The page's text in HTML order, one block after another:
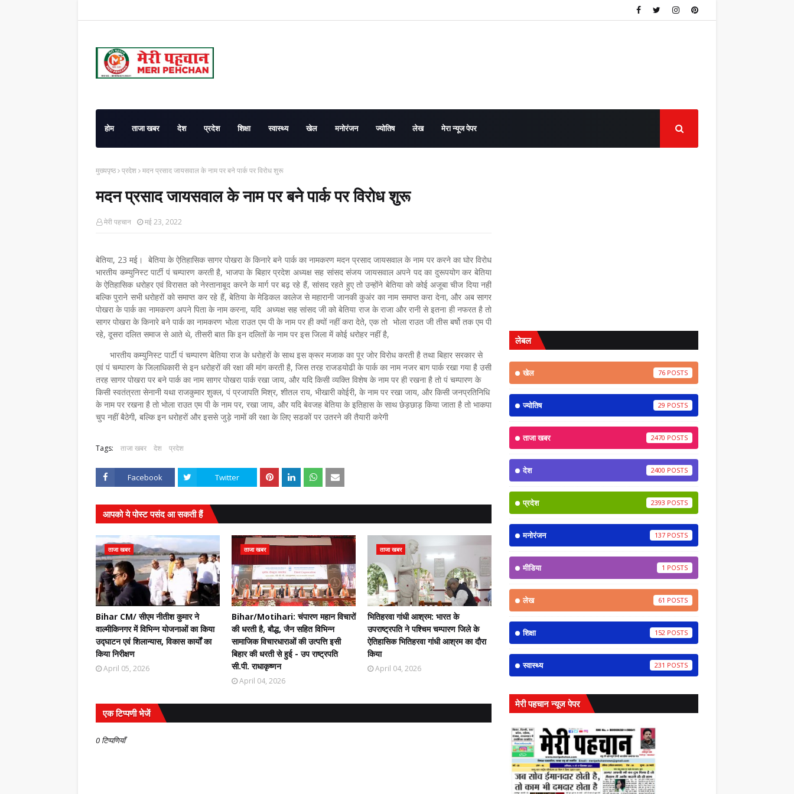
होम ताजा खबर देश प्रदेश शिक्षा स्वास्थ्य खेल मनोरंजन ज्योतिष लेख मेरा न्यूज पेपर
मुख्यपृष्ठ प्रदेश मदन प्रसाद जायसवाल के नाम पर बने पार्क पर विरोध शुरू
मदन प्रसाद जायसवाल के नाम पर बने पार्क पर विरोध शुरू
मेरी पहचान मई 23, 2022
बेतिया, 23 मई। बेतिया के ऐतिहासिक सागर पोखरा के किनारे बने पार्क का नामकरण मदन प्रसाद जायसवाल के नाम पर करने का घोर विरोध
भारतीय कम्युनिस्ट पार्टी पं चम्पारण करती है, भाजपा के बिहार प्रदेश अध्यक्ष सह सांसद संजय जायसवाल अपने पद का दुरूपयोग कर बेतिया
के ऐतिहासिक धरोहर एवं विरासत को नेस्तानाबूद करने के मार्ग पर बढ़ रहे हैं, सांसद रहते हुए तो उन्होंने बेतिया को कोई अजूबा चीज दिया नहीं
बल्कि पुराने सभी धरोहरों को समाप्त कर रहे हैं, बेतिया के मेडिकल कालेज से महारानी जानकी कुअंर का नाम समाप्त करा देना, और अब सागर
पोखरा के पार्क का नामकरण अपने पिता के नाम करना, यदि अध्यक्ष सह सांसद जी को बेतिया राज के राजा और रानी से इतना ही नफरत है तो
सागर पोखरा के किनारे बने पार्क का नामकरण भोला राउत एम पी के नाम पर ही क्यों नहीं करा देते, एक तो भोला राउत जी तीस बर्षो तक एम पी
रहे, दूसरा दलित समाज से आते थे, तीसरी बात कि इन दलितों के नाम पर इस जिला में कोई धरोहर नहीं है,
भारतीय कम्युनिस्ट पार्टी पं चम्पारण बेतिया राज के धरोहरों के साथ इस क्रूर मजाक का पूर जोर विरोध करती है तथा बिहार सरकार से
एवं पं चम्पारण के जिलाधिकारी से इन धरोहरों की रक्षा की मांग करती है, जिस तरह राजडयोढी के पार्क का नाम नजर बाग पार्क रखा गया है उसी
तरह सागर पोखरा पर बने पार्क का नाम सागर पोखरा पार्क रखा जाय, और यदि किसी व्यक्ति विशेष के नाम पर ही रखना है तो पं चम्पारण के
किसी स्वतंत्रता सेनानी यथा राजकुमार शुक्ल, पं प्रजापति मिश्र, शीतल राय, भीखारी कोईरी, के नाम पर रखा जाय, और किसी जनप्रतिनिधि
के नाम पर रखना है तो भोला राउत एम पी के नाम पर, रखा जाय, और यदि बेवजह बेतिया के इतिहास के साथ छेड़छाड़ किया जाता है तो भाकपा
चुप नहीं बैठेगी, बल्कि इन धरोहरों और इससे जुड़े नामों की रक्षा के लिए सडकों पर उतरने की तैयारी करेगी
Tags: ताजा खबर देश प्रदेश
Facebook Twitter
आपको ये पोस्ट पसंद आ सकती हैं
ताजा खबर
Bihar CM/ सीएम नीतीश कुमार ने
वाल्मीकिनगर में विभिन्न योजनाओं का किया
उद्घाटन एवं शिलान्यास, विकास कार्यों का
किया निरीक्षण
April 05, 2026
ताजा खबर
Bihar/Motihari: चंपारण महान विचारों
की धरती है, बौद्ध, जैन सहित विभिन्न
सामाजिक विचारधाराओं की उत्पत्ति इसी
बिहार की धरती से हुई - उप राष्ट्रपति
सी.पी. राधाकृष्णन
April 04, 2026
ताजा खबर
भितिहरवा गांधी आश्रम: भारत के
उपराष्ट्रपति ने पश्चिम चम्पारण जिले के
ऐतिहासिक भितिहरवा गांधी आश्रम का दौरा
किया
April 04, 2026
एक टिप्पणी भेजें
0 टिप्पणियाँ
लेबल
खेल 76
ज्योतिष 29
ताजा खबर 2470
देश 2400
प्रदेश 2393
मनोरंजन 137
मीडिया 1
लेख 61
शिक्षा 152
स्वास्थ्य 231
मेरी पहचान न्यूज पेपर